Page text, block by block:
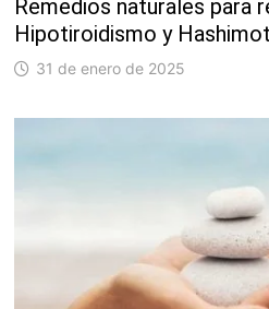
Remedios naturales para
Hipotiroidismo y
31 de enero de 2025